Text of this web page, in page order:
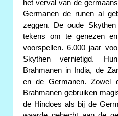
het verval van de
Germanen de runen al
zeggen. De oude
tekens om te genezen
voorspellen. 6.000 jaar
Skythen vernietigd.
Brahmanen in India, de
en de Germanen. Zowel
Brahmanen gebruiken
de Hindoes als bij de